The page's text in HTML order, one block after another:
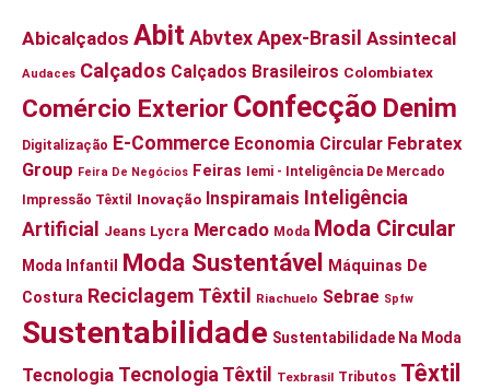
Abicalçados Abit AbvtexApex-Brasil Assintecal
Audaces Calçados Calçados Brasileiros Colombiatex
Comércio Exterior Confecção Denim
Digitalização E-Commerce Economia Circular Febratex
Group Feira De Negócios Feiras Iemi - Inteligência De Mercado
Impressão Têxtil Inovação Inspiramais
Inteligência
Artificial
Jeans Lycra Mercado Moda Moda Circular
Moda Infantil Moda Sustentável
Máquinas De
Costura Reciclagem Têxtil Riachuelo Sebrae Spfw
Sustentabilidade Sustentabilidade Na Moda
Tecnologia Tecnologia Têxtil Texbrasil Tributos Têxtil